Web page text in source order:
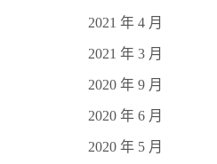
2021 年 4 月
2021 年 3 月
2020 年 9 月
2020 年 6 月
2020 年 5 月